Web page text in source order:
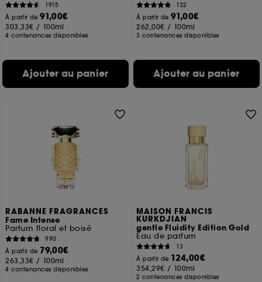
1915
À partir de91,00€
303,33€ / 100ml
4 contenances disponibles
Ajouter au panier
132
À partir de91,00€
262,00€ / 100ml
3 contenances disponibles
Ajouter au panier
RABANNE FRAGRANCES
Fame Intense
Parfum floral et boisé
990
À partir de 79,00€
263,33€ / 100ml
4 contenances disponibles
MAISON FRANCIS
KURKDJIAN
gentle Fluidity Edition Gold
Eau de parfum
13
À partir de 124,00€
354,29€ / 100ml
2 contenances disponibles